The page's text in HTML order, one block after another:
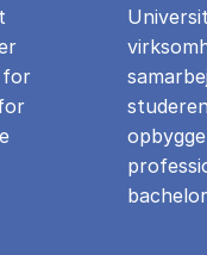
for